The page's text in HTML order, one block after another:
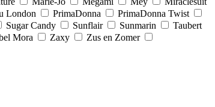
London PrimaDonna
PrimaDonna Twist
Sugar Candy Sunflair Sunmarin
Taubert
Mora Zaxy Zus en Zomer